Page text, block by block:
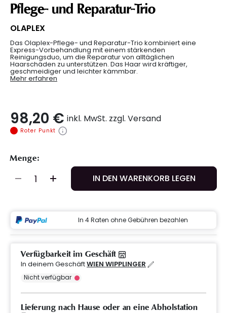
Pflege- und Reparatur-Trio
OLAPLEX
Das Olaplex-Pflege- und Reparatur-Trio kombiniert eine
Express-Vorbehandlung mit einem stärkenden
Reinigungsduo, um die Reparatur von alltäglichen
Haarschäden zu unterstützen. Das Haar wird kräftiger,
geschmeidiger und leichter kämmbar.
Mehr erfahren
98,20 € inkl. MwSt. zzgl. Versand
Roter Punkt
Menge:
IN DEN WARENKORB LEGEN
In 4 Raten ohne Gebühren bezahlen
Verfügbarkeit im Geschäft
In deinem GeschäftWIEN WIPPLINGER
Nicht verfügbar
Lieferung nach Hause oder an eine Abholstation